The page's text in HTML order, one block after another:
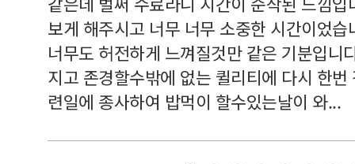
보게 해주시고 너무 너무 소중한 시간이었
너무도 허전하게 느껴질것만 같은 기분입니
지고 존경할수밖에 없는 퀼리티에 다시 한
련일에 종사하여 밥먹이 할수있는날이 와...